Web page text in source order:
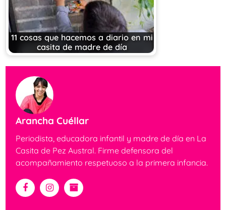
11 cosas que hacemos a diario en mi
casita de madre de día
Arancha Cuéllar
Periodista, educadora infantil y madre de día en La
Casita de Pez Austral. Firme defensora del
acompañamiento respetuoso a la primera infancia.